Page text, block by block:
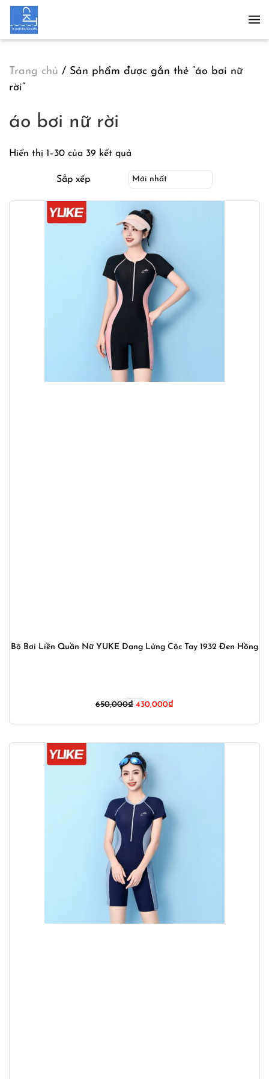
Skip to main content
Trang chủ / Sản phẩm được gắn thẻ “áo bơi nữ
rời”
áo bơi nữ rời
Hiển thị 1–30 của 39 kết quả
Sắp xếp
Bộ Bơi Liền Quần Nữ YUKE Dạng Lửng Cộc Tay 1932 Đen Hồng
650,000₫ Giá
650,000₫.
430,000₫Giá
là: